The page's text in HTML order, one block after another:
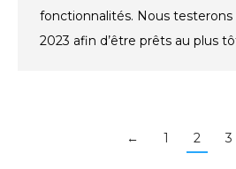
fonctionnalités. Nous
2023 afin d’être prêts au plus
← 1 2 3